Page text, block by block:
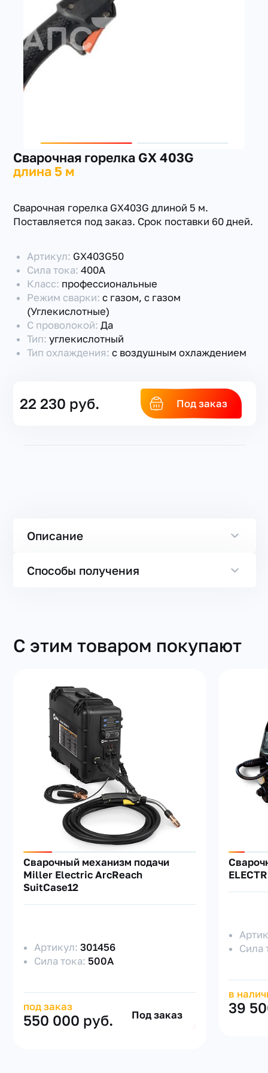
Сварочная горелка GX 403G
длина 5 м
Сварочная горелка GX403G длиной 5 м.
Поставляется под заказ. Срок поставки 60 дней.
Артикул: GX403G50
Сила тока:400А
Класс: профессиональные
Режим сварки:с газом, с газом
(Углекислотные)
С проволокой:Да
Тип:углекислотный
Тип охлаждения:с воздушным охлаждением
22 230 руб. Под заказ
Описание
Способы получения
С этим товаром покупают
Сварочный механизм подачи
Miller Electric ArcReach
SuitCase12
Артикул:301456
Сила тока: 500А
под заказ
550 000 руб. Под заказ
Сила
в
39